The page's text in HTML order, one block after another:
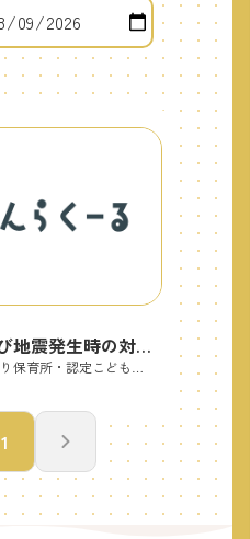
気象警報発表時及び地震発生時の対応について
1